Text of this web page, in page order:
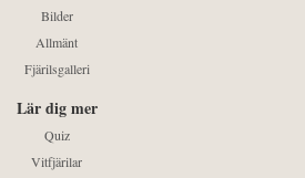
Bilder
Allmänt
Fjärilsgalleri
Lär dig mer
Quiz
Vitfjärilar